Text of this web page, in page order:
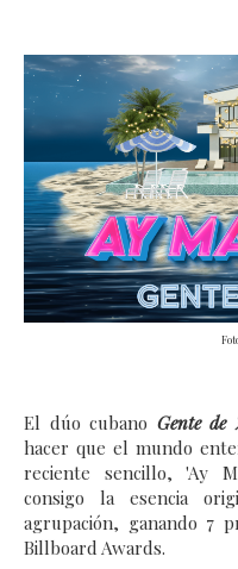
El dúo cubano Gente de
hacer que el mundo
reciente sencillo, 'Ay
consigo la esencia
agrupación, ganando 7
Billboard Awards.